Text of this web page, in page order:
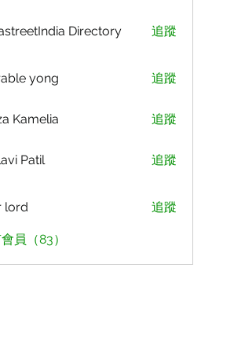
Directory 追蹤
yong 追蹤
Kamelia 追蹤
Patil 追蹤
lord 追蹤
員（83）